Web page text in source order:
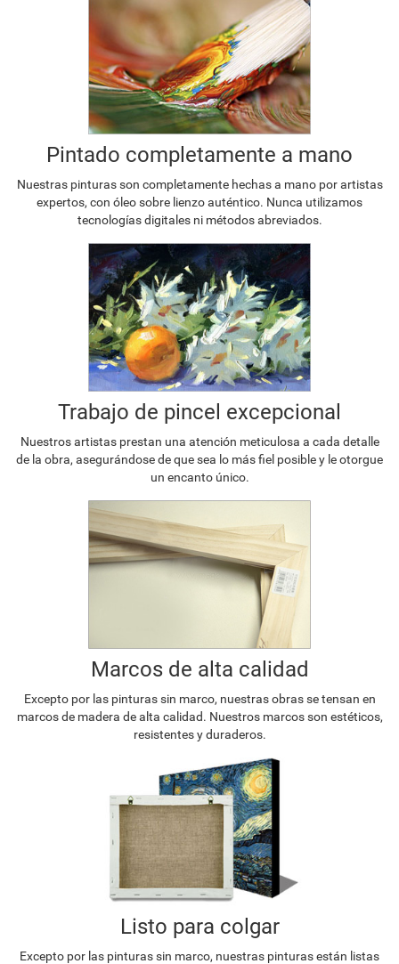
Pintado completamente a mano
Nuestras pinturas son completamente hechas a mano por artistas
expertos, con óleo sobre lienzo auténtico. Nunca utilizamos
tecnologías digitales ni métodos abreviados.
Trabajo de pincel excepcional
Nuestros artistas prestan una atención meticulosa a cada detalle
de la obra, asegurándose de que sea lo más fiel posible y le otorgue
un encanto único.
Marcos de alta calidad
Excepto por las pinturas sin marco, nuestras obras se tensan en
marcos de madera de alta calidad. Nuestros marcos son estéticos,
resistentes y duraderos.
Listo para colgar
Excepto por las pinturas sin marco, nuestras pinturas están listas